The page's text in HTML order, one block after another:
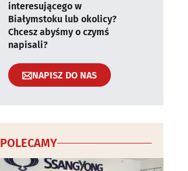
interesującego w
Białymstoku lub okolicy?
Chcesz abyśmy o czymś
napisali?
NAPISZ DO NAS
POLECAMY